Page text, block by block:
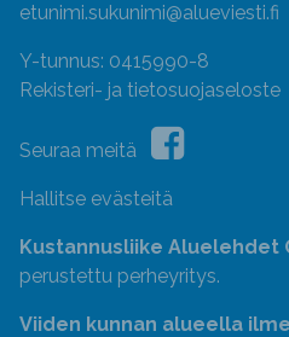
etunimi.sukunimi@alueviesti.fi
Y-tunnus: 0415990-8
Rekisteri- ja tietosuojaseloste
Seuraa meitä
Hallitse evästeitä
Kustannusliike Aluelehdet
perustettu perheyritys.
Viiden kunnan alueella